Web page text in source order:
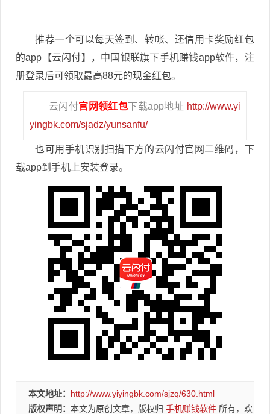
推荐一个可以每天签到、转帐、还信用卡奖励红包
的app【云闪付】，中国银联旗下手机赚钱app软件，注
册登录后可领取最高88元的现金红包。
云闪付官网领红包下载app地址 http://www.yi
yingbk.com/sjadz/yunsanfu/
也可用手机识别扫描下方的云闪付官网二维码，下
载app到手机上安装登录。
本文地址： http://www.yiyingbk.com/sjzq/630.html
版权声明： 本文为原创文章，版权归 手机赚钱软件 所有，欢